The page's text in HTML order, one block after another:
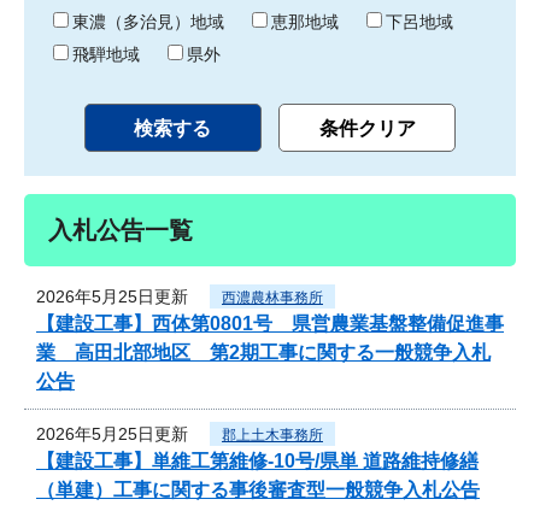
東濃（多治見）地域
恵那地域
下呂地域
飛騨地域
県外
入札公告一覧
2026年5月25日更新 西濃農林事務所
【建設工事】西体第0801号 県営農業基盤整備促進事
業 高田北部地区 第2期工事に関する一般競争入札
公告
2026年5月25日更新 郡上土木事務所
【建設工事】単維工第維修-10号/県単 道路維持修繕
（単建）工事に関する事後審査型一般競争入札公告